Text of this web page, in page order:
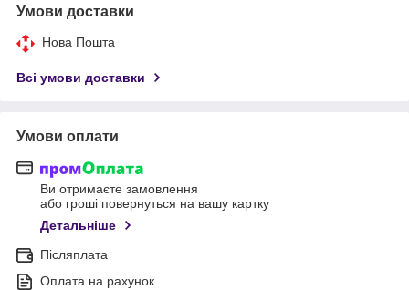
Умови доставки
Нова Пошта
Всі умови доставки
Умови оплати
Ви отримаєте замовлення
або гроші повернуться на вашу картку
Детальніше
Післяплата
Оплата на рахунок